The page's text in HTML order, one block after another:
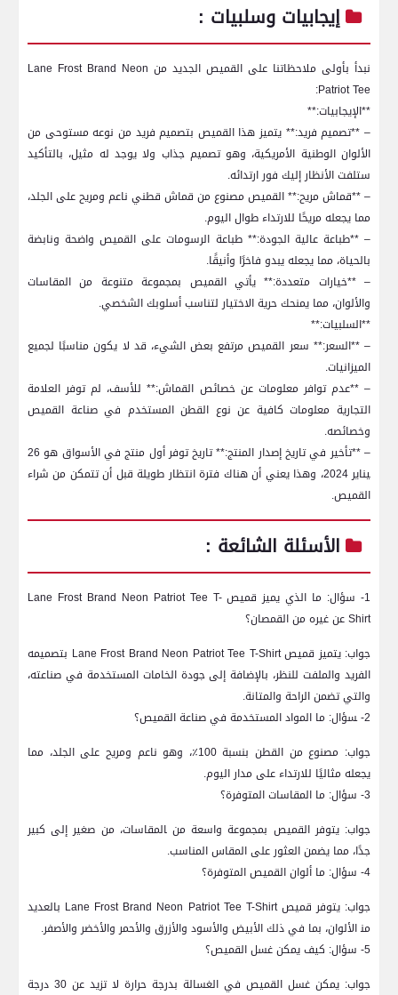
إيجابيات وسلبيات :
نبدأ ⁣بأولى ملاحظاتنا على ⁤القميص الجديد من Lane Frost Brand Neon
Patriot Tee:
**الإيجابيات:**
– **تصميم فريد:** يتميز هذا القميص بتصميم فريد من نوعه مستوحى من
الألوان الوطنية الأمريكية، وهو⁣ تصميم جذاب ولا يوجد ⁤له مثيل، بالتأكيد
ستلفت الأنظار إليك فور⁢ ارتدائه.
– **قماش مريح:** القميص مصنوع من قماش قطني ناعم ومريح على الجلد،
مما ⁤يجعله مريحًا للارتداء طوال اليوم.
– ‌**طباعة عالية الجودة:** طباعة الرسومات على القميص واضحة ونابضة
⁢بالحياة، مما يجعله يبدو فاخرًا وأنيقًا.
– **خيارات متعددة:** يأتي القميص بمجموعة متنوعة من المقاسات
والألوان، مما يمنحك حرية الاختيار لتناسب أسلوبك الشخصي.
**السلبيات:**
– **السعر:** سعر القميص مرتفع بعض الشيء، قد لا يكون مناسبًا لجميع
الميزانيات.
– **عدم توافر معلومات عن‌ خصائص القماش:** للأسف، لم توفر العلامة
التجارية معلومات كافية‌ عن نوع القطن المستخدم في صناعة القميص
وخصائصه.
– **تأخير في تاريخ إصدار المنتج:** تاريخ توفر أول منتج في الأسواق هو 26
‍يناير 2024، وهذا يعني أن هناك فترة انتظار طويلة قبل أن تتمكن من شراء
القميص.
الأسئلة الشائعة :
1- سؤال: ما الذي يميز قميص Lane Frost Brand ⁢Neon Patriot Tee T-
Shirt عن غيره من القمصان؟
جواب: يتميز قميص Lane Frost ⁣Brand Neon Patriot Tee T-Shirt‍ بتصميمه
الفريد والملفت للنظر، بالإضافة إلى ​جودة الخامات المستخدمة في صناعته،
والتي تضمن الراحة والمتانة.
2- ‍سؤال: ما المواد ‌المستخدمة في صناعة القميص؟
جواب: مصنوع‌ من‌ القطن بنسبة 100٪، وهو ناعم ومريح على الجلد، ⁣مما
يجعله مثاليًا للارتداء على مدار اليوم.
3- سؤال: ما المقاسات المتوفرة؟
جواب: يتوفر القميص بمجموعة واسعة من ‍المقاسات، من صغير⁢ إلى كبير
جدًا، مما يضمن العثور على المقاس المناسب.
4- سؤال: ما ألوان القميص المتوفرة؟
جواب: يتوفر قميص Lane Frost Brand Neon Patriot Tee T-Shirt بالعديد
من‍ الألوان، بما في ذلك الأبيض والأسود والأزرق والأحمر والأخضر والأصفر.
5- سؤال: كيف يمكن غسل القميص؟
جواب: يمكن غسل القميص في الغسالة بدرجة حرارة لا تزيد عن 30 درجة